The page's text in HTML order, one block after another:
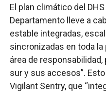
El plan climático del DHS
Departamento lleve a
estable integradas,
sincronizadas en toda
área de
sur y sus accesos”.
Vigilant Sentry, que